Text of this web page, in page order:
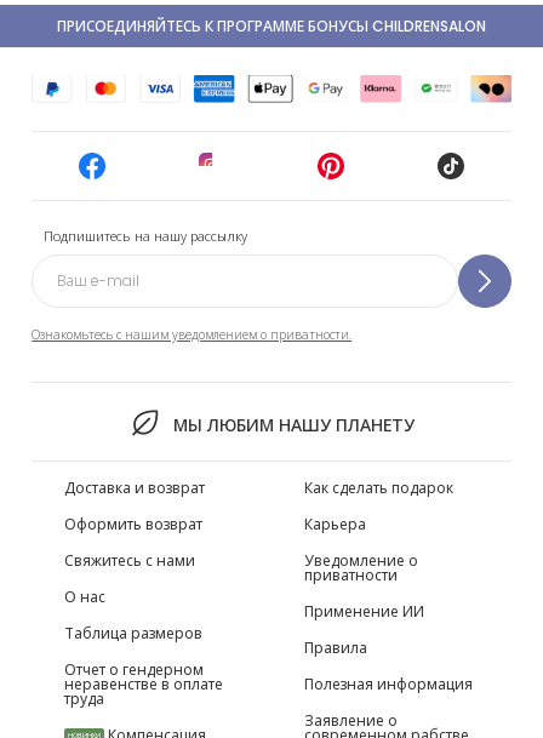
Подпишитесь на нашу рассылку
Ознакомьтесь с нашим уведомлением о приватности.
МЫ ЛЮБИМ НАШУ ПЛАНЕТУ
ПРИСОЕДИНЯЙТЕСЬ К ПРОГРАММЕ БОНУСЫ CHILDRENSALON
Доставка и возврат
Оформить возврат
Свяжитесь с нами
О нас
Таблица размеров
Отчет о гендерном
неравенстве в оплате
труда
НОВИНКИ
Как сделать подарок
Карьера
Уведомление о
приватности
Применение ИИ
Правила
Полезная информация
Заявление о